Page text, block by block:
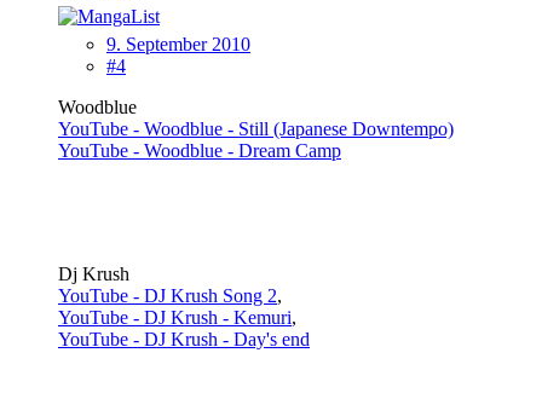
9. September 2010
#4
Woodblue
YouTube - Woodblue - Still (Japanese Downtempo)
YouTube - Woodblue - Dream Camp
Dj Krush
YouTube - DJ Krush Song 2,
YouTube - DJ Krush - Kemuri,
YouTube - DJ Krush - Day's end